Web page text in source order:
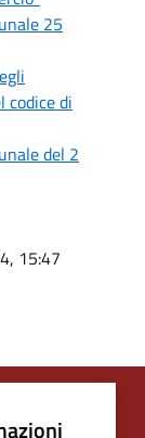
25
codice di
del 2
15:47